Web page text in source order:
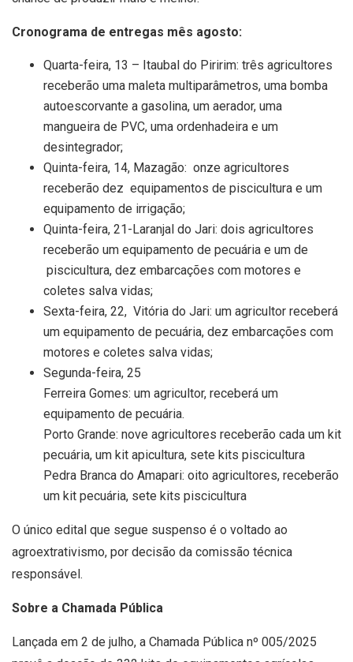
Cronograma de entregas mês agosto:
Quarta-feira, 13 – Itaubal do Piririm: três agricultores
receberão uma maleta multiparâmetros, uma bomba
autoescorvante a gasolina, um aerador, uma
mangueira de PVC, uma ordenhadeira e um
desintegrador;
Quinta-feira, 14, Mazagão: onze agricultores
receberão dez equipamentos de piscicultura e um
equipamento de irrigação;
Quinta-feira, 21-Laranjal do Jari: dois agricultores
receberão um equipamento de pecuária e um de
piscicultura, dez embarcações com motores e
coletes salva vidas;
Sexta-feira, 22, Vitória do Jari: um agricultor receberá
um equipamento de pecuária, dez embarcações com
motores e coletes salva vidas;
Segunda-feira, 25
Ferreira Gomes: um agricultor, receberá um
equipamento de pecuária.
Porto Grande: nove agricultores receberão cada um kit
pecuária, um kit apicultura, sete kits piscicultura
Pedra Branca do Amapari: oito agricultores, receberão
um kit pecuária, sete kits piscicultura
O único edital que segue suspenso é o voltado ao
agroextrativismo, por decisão da comissão técnica
responsável.
Sobre a Chamada Pública
Lançada em 2 de julho, a Chamada Pública nº 005/2025